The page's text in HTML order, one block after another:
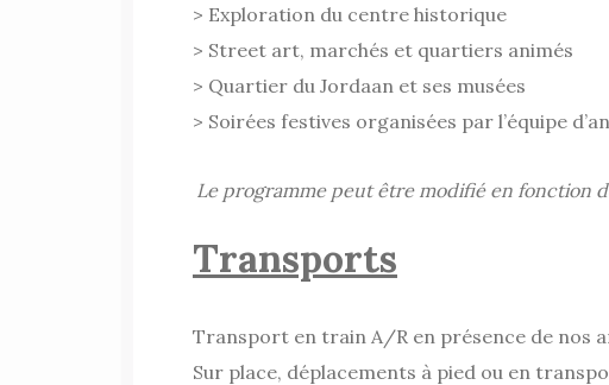
> Exploration du centre historique
> Street art, marchés et quartiers animés
> Quartier du Jordaan et ses musées
> Soirées festives organisées par l’équipe
Le programme peut être modifié en fonction
Transports
Transport en train A/R en présence de nos
Sur place, déplacements à pied ou en